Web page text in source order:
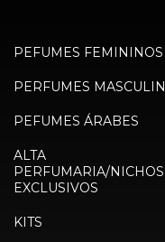
PEFUMES FEMININOS
PERFUMES
PEFUMES ÁRABES
ALTA
PERFUMARIA/NICHOS
EXCLUSIVOS
KITS